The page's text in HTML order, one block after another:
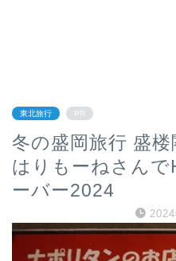
東北旅行 PR
冬の盛岡旅行 盛
はりもーねさんで
ーバー2024